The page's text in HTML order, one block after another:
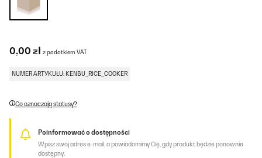
0,00 zł z podatkiem VAT
NUMER ARTYKUŁU: KENBU_RICE_COOKER
Co oznaczają statusy?
Poinformować o dostępności
Wpisz swój adres e-mail, a powiadomimy Cię, gdy produkt będzie ponownie
dostępny.